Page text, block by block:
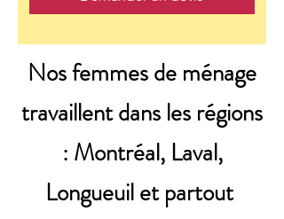
Nos femmes de ménage
travaillent dans les régions
: Montréal, Laval,
Longueuil et partout